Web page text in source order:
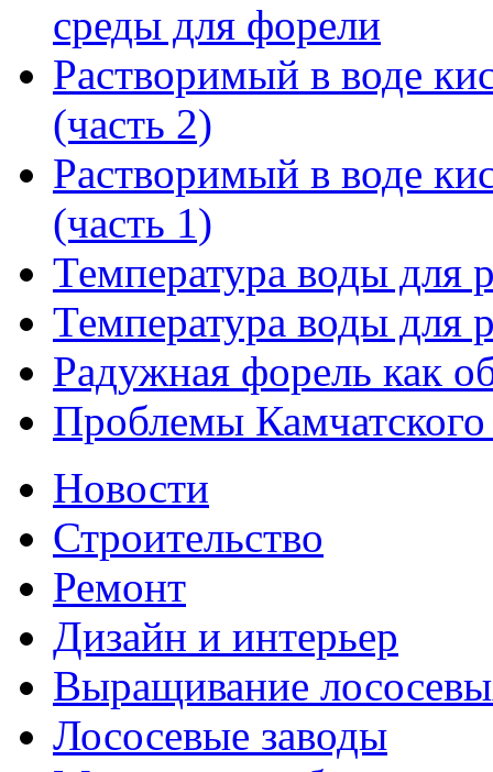
среды для форели
Растворимый в воде
(часть 2)
Растворимый в воде
(часть 1)
Температура воды для
Температура воды для
Радужная форель как
Проблемы Камчатского
Новости
Строительство
Ремонт
Дизайн и интерьер
Выращивание
Лососевые заводы